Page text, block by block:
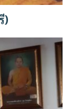
)